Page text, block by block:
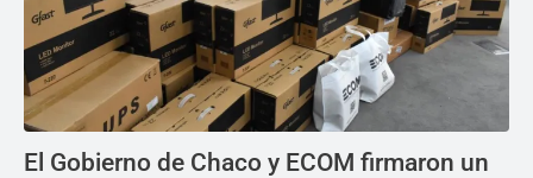
El Gobierno de Chaco y ECOM firmaron un